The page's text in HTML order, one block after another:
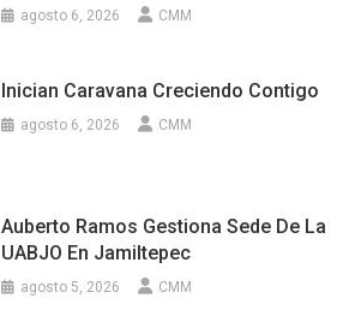
agosto 6, 2026 CMM
Inician Caravana Creciendo Contigo
agosto 6, 2026 CMM
Auberto Ramos Gestiona Sede De La
UABJO En Jamiltepec
agosto 5, 2026 CMM